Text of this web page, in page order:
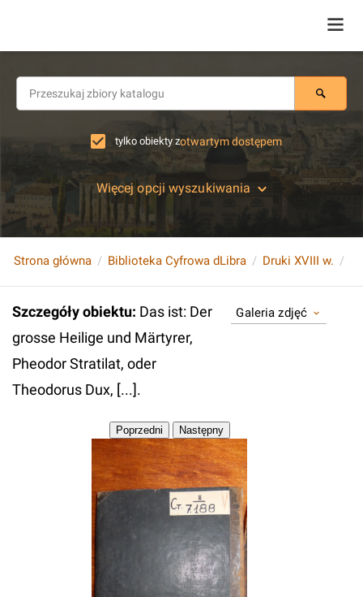
tylko obiekty zotwartym dostępem
Więcej opcji wyszukiwania
Strona główna Biblioteka Cyfrowa dLibra Druki XVIII w.
Szczegóły obiektu: Das ist: Der
grosse Heilige und Märtyrer,
Pheodor Stratilat, oder
Theodorus Dux, [...].
Galeria zdjęć